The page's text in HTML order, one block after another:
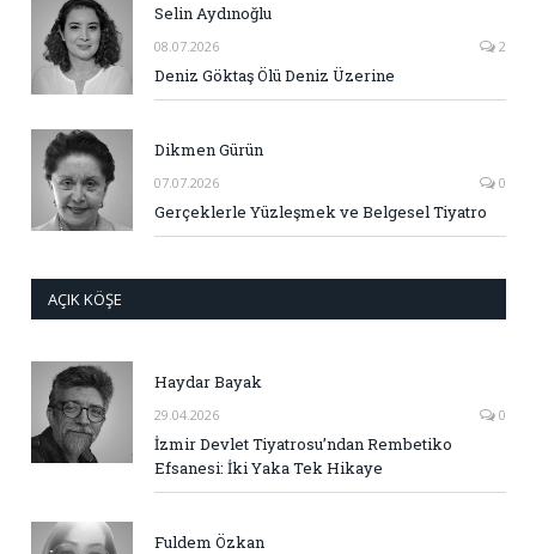
Selin Aydınoğlu
08.07.2026 2
Deniz Göktaş Ölü Deniz Üzerine
Dikmen Gürün
07.07.2026 0
Gerçeklerle Yüzleşmek ve Belgesel Tiyatro
AÇIK KÖŞE
Haydar Bayak
29.04.2026 0
İzmir Devlet Tiyatrosu’ndan Rembetiko
Efsanesi: İki Yaka Tek Hikaye
Fuldem Özkan